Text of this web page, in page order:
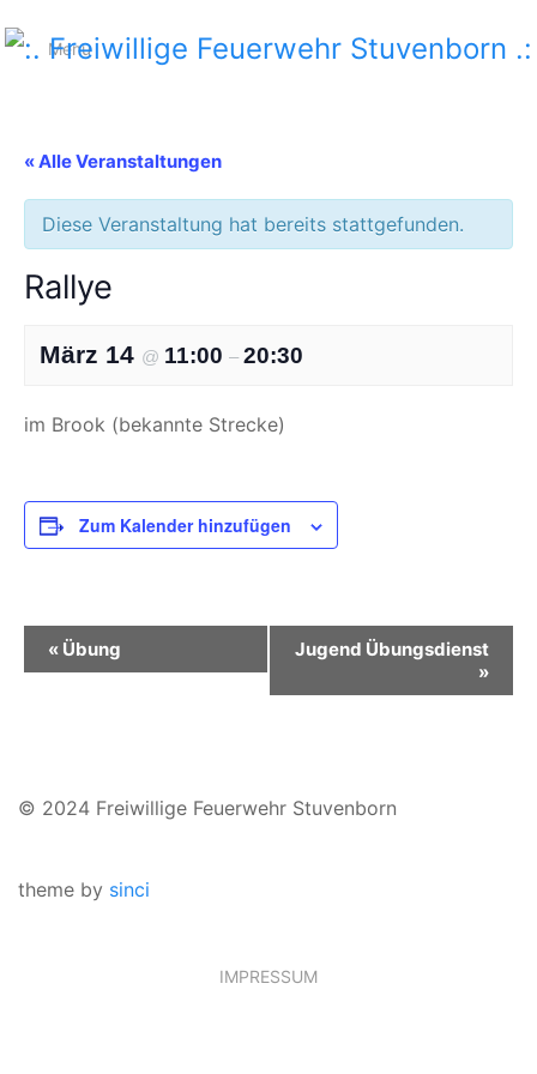
Menu
« Alle Veranstaltungen
Diese Veranstaltung hat bereits stattgefunden.
Rallye
März 14 @ 11:00 – 20:30
im Brook (bekannte Strecke)
Zum Kalender hinzufügen
Veranstaltung-
Navigation
« Übung
Jugend Übungsdienst
»
© 2024 Freiwillige Feuerwehr Stuvenborn
theme by sinci
IMPRESSUM